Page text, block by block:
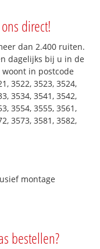
direct!
dan 2.400 ruiten.
dagelijks bij u in de
in postcode
3522, 3523, 3524,
3534, 3541, 3542,
3554, 3555, 3561,
3573, 3581, 3582,
montage
bestellen?